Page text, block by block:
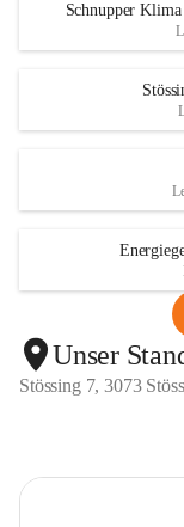
Schnupper
Unser
Stössing 7, 3073